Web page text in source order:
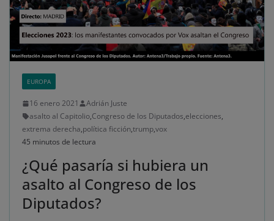
EUROPA
16 enero 2021
Adrián Juste
asalto al Capitolio,Congreso de los Diputados,elecciones,
extrema derecha,política ficción,trump,vox
45 minutos de lectura
¿Qué pasaría si hubiera un
asalto al Congreso de los
Diputados?